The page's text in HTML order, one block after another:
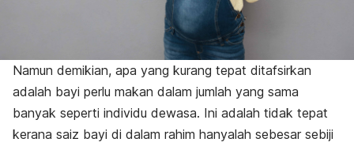
Namun demikian, apa yang kurang tepat ditafsirkan
adalah bayi perlu makan dalam jumlah yang sama
banyak seperti individu dewasa. Ini adalah tidak tepat
kerana saiz bayi di dalam rahim hanyalah sebesar sebiji